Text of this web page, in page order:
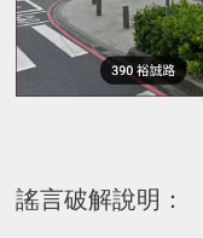
謠言破解說明：